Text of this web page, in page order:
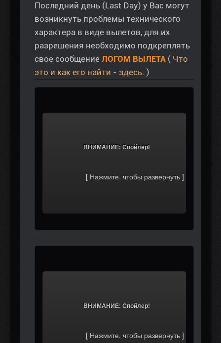
Последний день (Last Day) у Вас могут
возникнуть проблемы технического
характера в виде вылетов, для их
разрешения необходимо подкреплять
свое сообщение ЛОГОМ ВЫЛЕТА ( Что
это и как его найти - здесь. )